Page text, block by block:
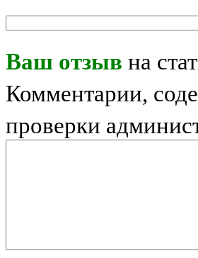
Ваш отзыв на
Комментарии,
проверки